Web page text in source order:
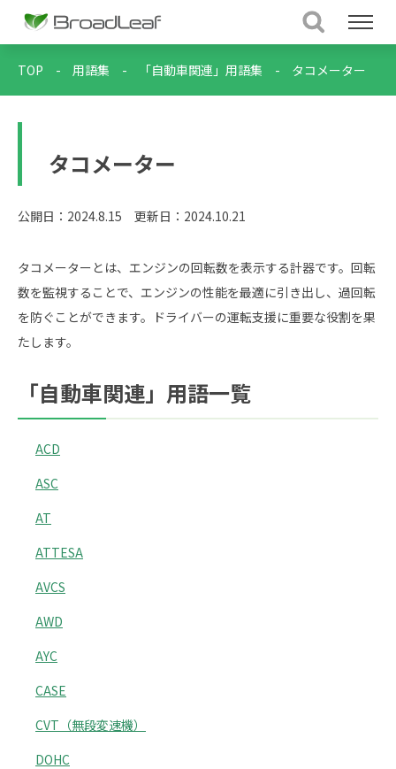
TOP - 用語集 - 「自動車関連」用語集 - タコメーター
タコメーター
公開日：2024.8.15 更新日：2024.10.21
タコメーターとは、エンジンの回転数を表示する計器です。回転
数を監視することで、エンジンの性能を最適に引き出し、過回転
を防ぐことができます。ドライバーの運転支援に重要な役割を果
たします。
「自動車関連」用語一覧
ACD
ASC
AT
ATTESA
AVCS
AWD
AYC
CASE
CVT（無段変速機）
DOHC